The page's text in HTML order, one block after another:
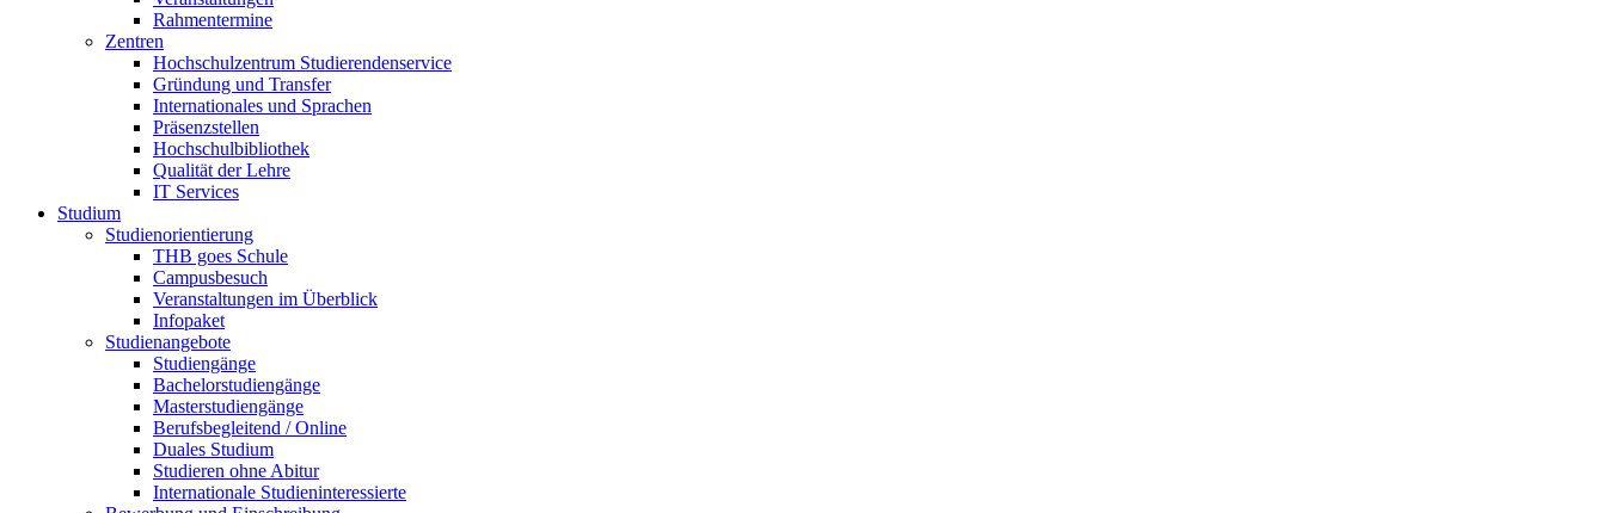
Rahmentermine
Zentren
Hochschulzentrum Studierendenservice
Gründung und Transfer
Internationales und Sprachen
Präsenzstellen
Hochschulbibliothek
Qualität der Lehre
IT Services
Studium
Studienorientierung
THB goes Schule
Campusbesuch
Veranstaltungen im Überblick
Infopaket
Studienangebote
Studiengänge
Bachelorstudiengänge
Masterstudiengänge
Berufsbegleitend / Online
Duales Studium
Studieren ohne Abitur
Internationale Studieninteressierte